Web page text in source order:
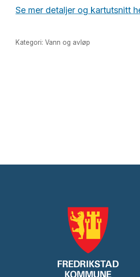
Se mer detaljer og kartutsnitt
Kategori: Vann og avløp